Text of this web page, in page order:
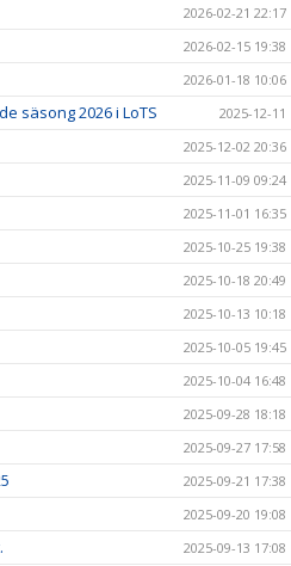
2026-02-21 22:17
2026-02-15 19:38
2026-01-18 10:06
säsong 2026 i LoTS 2025-12-11
2025-12-02 20:36
2025-11-09 09:24
2025-11-01 16:35
2025-10-25 19:38
2025-10-18 20:49
2025-10-13 10:18
2025-10-05 19:45
2025-10-04 16:48
2025-09-28 18:18
2025-09-27 17:58
2025-09-21 17:38
2025-09-20 19:08
2025-09-13 17:08